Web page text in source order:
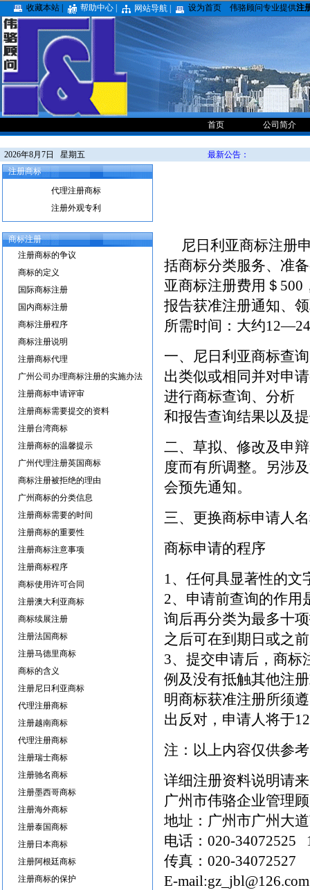
收藏本站 | 帮助中心 | 网站导航 | 设为首页 伟骆顾问专业提供注
首页 公司简介
2026年8月7日 星期五
最新公告：
注册商标
代理注册商标
注册外观专利
商标注册
注册商标的争议
商标的定义
国际商标注册
国内商标注册
商标注册程序
商标注册说明
注册商标代理
广州公司办理商标注册的实施办法
注册商标申请评审
注册商标需要提交的资料
注册台湾商标
注册商标的温馨提示
广州代理注册英国商标
商标注册被拒绝的理由
广州商标的分类信息
注册商标需要的时间
注册商标的重要性
注册商标注意事项
注册商标程序
商标使用许可合同
注册澳大利亚商标
商标续展注册
注册法国商标
注册马德里商标
商标的含义
注册尼日利亚商标
代理注册商标
注册越南商标
代理注册商标
注册瑞士商标
注册驰名商标
注册墨西哥商标
注册海外商标
注册泰国商标
注册日本商标
注册阿根廷商标
注册商标的保护
尼日利亚商标注册
括商标分类服务、准
亚商标注册费用＄
报告获准注册通知、
所需时间：大约
一、尼日利亚商标查
出类似或相同并对申
进行商标查询、分析
和报告查询结果以及
二、草拟、修改及申
度而有所调整。另涉
会预先通知。
三、更换商标申请人
商标申请的程序
1、任何具显著性的文
2、申请前查询的作用
询后再分类为最多十
之后可在到期日或之
3、提交申请后，商标
例及没有抵触其他注
明商标获准注册所须
出反对，申请人将于
注：以上内容仅供参
详细注册资料说明请
广州市伟骆企业管理
地址：广州市广州大
电话：020-34072525
传真：020-34072527
E-mail:gz_jbl@126.com